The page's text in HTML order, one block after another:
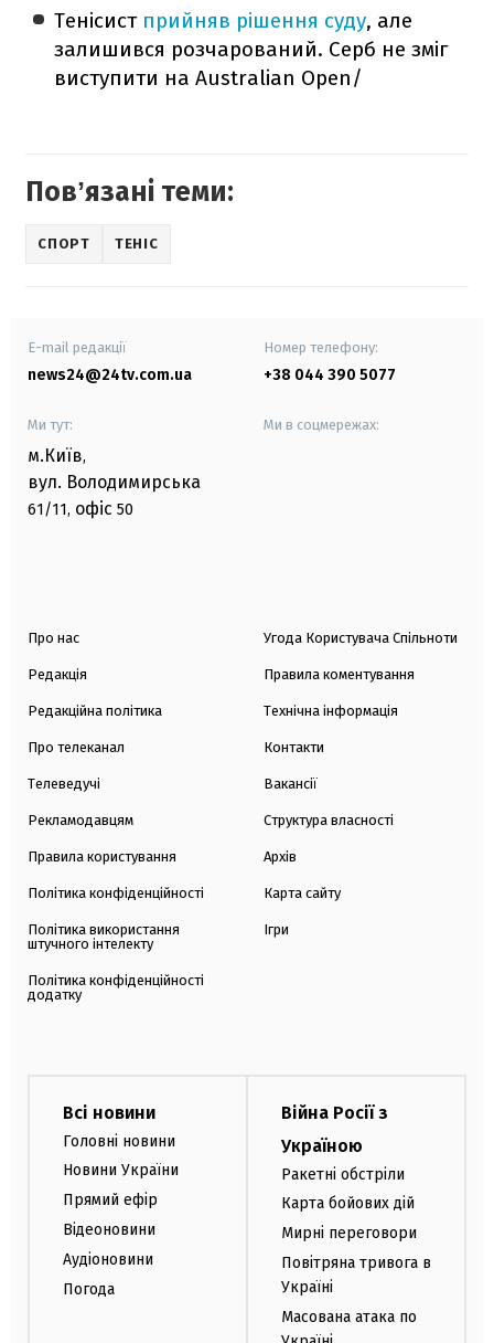
Тенісист прийняв рішення суду, але
залишився розчарований. Серб не зміг
виступити на Australian Open/
Повʼязані теми:
СПОРТ ТЕНІС
E-mail редакції
news24@24tv.com.ua
Номер телефону:
+38 044 390 5077
Ми тут:
м.Київ,
вул. Володимирська
61/11, офіс 50
Ми в соцмережах:
Про нас
Редакція
Редакційна політика
Про телеканал
Телеведучі
Рекламодавцям
Правила користування
Політика конфіденційності
Політика використання
штучного інтелекту
Політика конфіденційності
додатку
Угода Користувача Спільноти
Правила коментування
Технічна інформація
Контакти
Вакансії
Структура власності
Архів
Карта сайту
Ігри
Всі новини
Головні новини
Новини України
Прямий ефір
Відеоновини
Аудіоновини
Погода
Війна Росії з
Україною
Ракетні обстріли
Карта бойових дій
Мирні переговори
Повітряна тривога в
Україні
Масована атака по